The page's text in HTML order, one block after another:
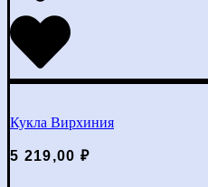
Кукла Вирхиния
5 219,00 ₽